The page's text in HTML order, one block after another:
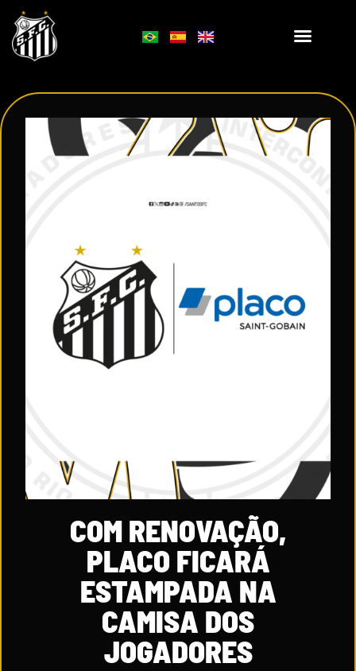
COM RENOVAÇÃO,
PLACO FICARÁ
ESTAMPADA NA
CAMISA DOS
JOGADORES